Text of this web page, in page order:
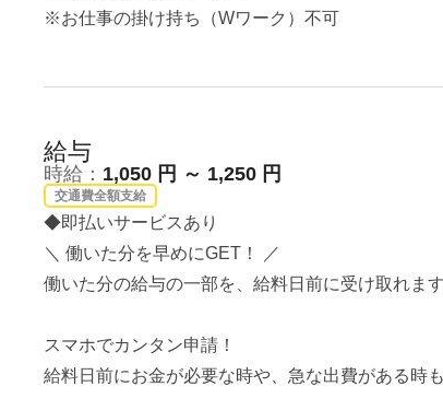
※お仕事の掛け持ち（Wワーク）不可
給与
時給： 1,050 円 ～ 1,250 円
交通費全額支給
◆即払いサービスあり
＼ 働いた分を早めにGET！ ／
働いた分の給与の一部を、給料日前に受け取れます
スマホでカンタン申請！
給料日前にお金が必要な時や、急な出費がある時も